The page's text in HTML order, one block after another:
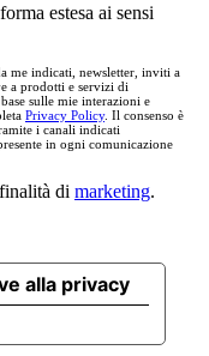
estesa ai sensi
me indicati, newsletter, inviti a
a prodotti e servizi di
sulle mie interazioni e
Privacy Policy. Il consenso è
i canali indicati
in ogni comunicazione
di marketing.
alla privacy